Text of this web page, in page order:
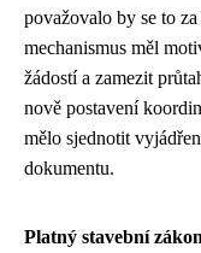
považovalo by se to
mechanismus měl
žádostí a zamezit
nově postavení
mělo sjednotit
dokumentu.
Platný stavební zákon